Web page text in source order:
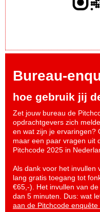
Bureau-
hoe gebruik jij
Zet jouw bureau de
opdrachtgevers zich
en wat zijn je ervaringen?
maar een paar vragen uit
Pitchcode 2025 in
Als dank voor het invullen
lang gratis toegang tot
€65,-). Het invullen van
dan 5 minuten. Dus: wat
aan de Pitchcode enquête